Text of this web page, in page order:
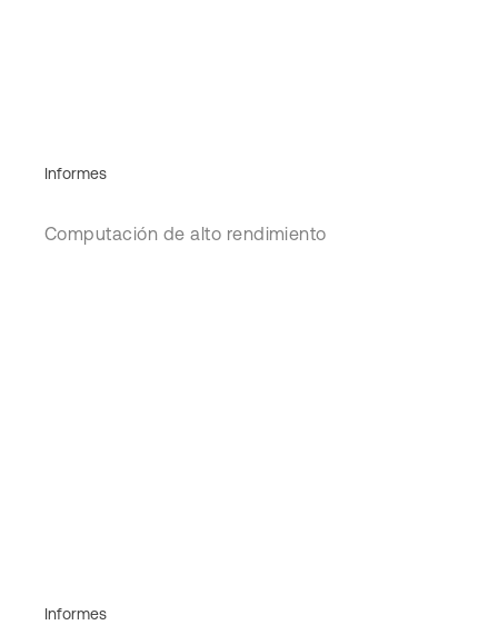
Informes
Computación de alto rendimiento
Informes